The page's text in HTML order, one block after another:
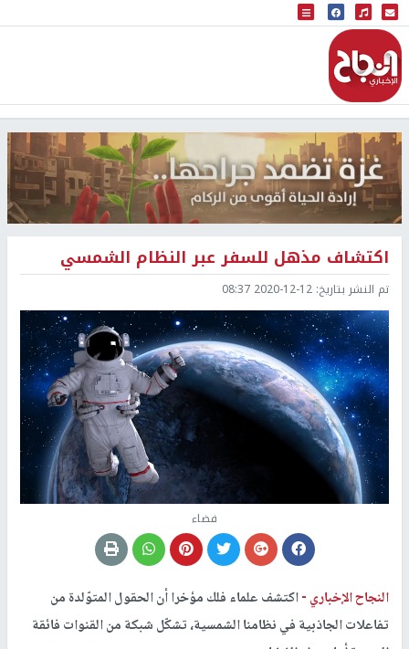
البث المباشر
إذاعة النجاح
اكتشاف مذهل للسفر عبر النظام الشمسي
تم النشر بتاريخ: 2020-12-12 08:37
فضاء
النجاح الإخباري -اكتشف علماء فلك مؤخرا أن الحقول المتوّلدة من
تفاعلات الجاذبية في نظامنا الشمسية، تشكّل شبكة من القنوات فائقة